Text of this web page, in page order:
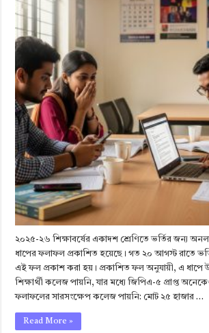
২০২৫-২৬ শিক্ষাবর্ষের একাদশ শ্রেণিতে ভর্তির জন্য
ধাপের ফলাফল প্রকাশিত হয়েছে। গত ২০ আগস্ট রাতে
এই ফল প্রকাশ করা হয়। প্রকাশিত ফল অনুযায়ী, এ ধাপে
শিক্ষার্থী কলেজ পায়নি, যার মধ্যে জিপিএ-৫ প্রাপ্ত
ফলাফলের সারসংক্ষেপ কলেজ পায়নি: মোট ২৫ হাজার …
Read More »